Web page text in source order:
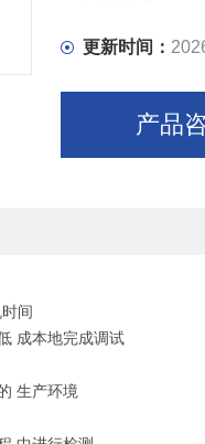
更新时间：
产品
间
成本地完成调试
生产环境